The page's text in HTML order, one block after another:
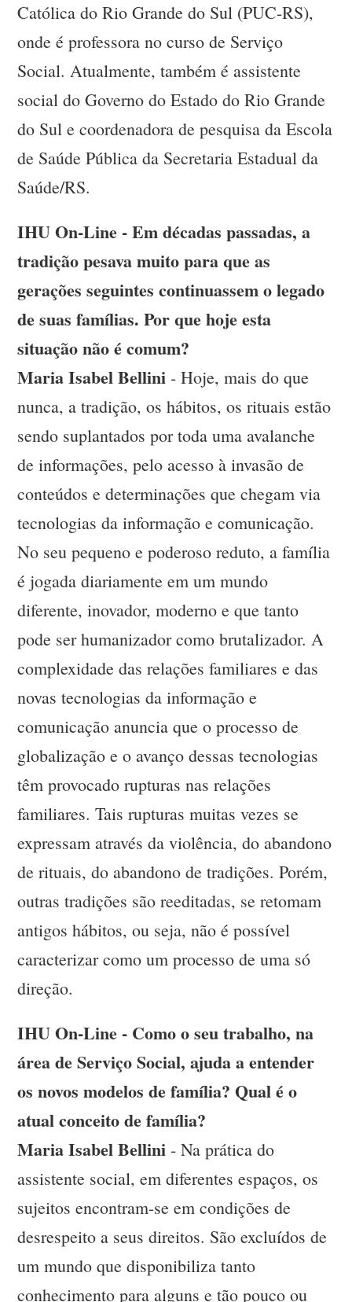
Católica do Rio Grande do Sul (PUC-RS),
onde é professora no curso de Serviço
Social. Atualmente, também é assistente
social do Governo do Estado do Rio Grande
do Sul e coordenadora de pesquisa da Escola
de Saúde Pública da Secretaria Estadual da
Saúde/RS.
IHU On-Line - Em décadas passadas, a
tradição pesava muito para que as
gerações seguintes continuassem o legado
de suas famílias. Por que hoje esta
situação não é comum?
Maria Isabel Bellini - Hoje, mais do que
nunca, a tradição, os hábitos, os rituais estão
sendo suplantados por toda uma avalanche
de informações, pelo acesso à invasão de
conteúdos e determinações que chegam via
tecnologias da informação e comunicação.
No seu pequeno e poderoso reduto, a família
é jogada diariamente em um mundo
diferente, inovador, moderno e que tanto
pode ser humanizador como brutalizador. A
complexidade das relações familiares e das
novas tecnologias da informação e
comunicação anuncia que o processo de
globalização e o avanço dessas tecnologias
têm provocado rupturas nas relações
familiares. Tais rupturas muitas vezes se
expressam através da violência, do abandono
de rituais, do abandono de tradições. Porém,
outras tradições são reeditadas, se retomam
antigos hábitos, ou seja, não é possível
caracterizar como um processo de uma só
direção.
IHU On-Line - Como o seu trabalho, na
área de Serviço Social, ajuda a entender
os novos modelos de família? Qual é o
atual conceito de família?
Maria Isabel Bellini - Na prática do
assistente social, em diferentes espaços, os
sujeitos encontram-se em condições de
desrespeito a seus direitos. São excluídos de
um mundo que disponibiliza tanto
conhecimento para alguns e tão pouco ou